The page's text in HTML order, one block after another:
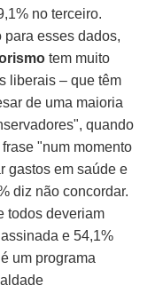
no terceiro.
para esses dados,
tem muito
liberais – que têm
de uma maioria
quando
"num momento
gastos em saúde e
diz não concordar.
todos deveriam
e 54,1%
é um programa